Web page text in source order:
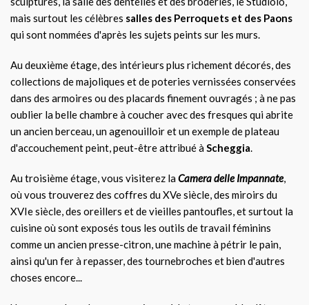
mais surtout les célèbres salles des Perroquets et des Paons
qui sont nommées d'après les sujets peints sur les murs.
Au deuxième étage, des intérieurs plus richement décorés, des
collections de majoliques et de poteries vernissées conservées
dans des armoires ou des placards finement ouvragés ; à ne pas
oublier la belle chambre à coucher avec des fresques qui abrite
un ancien berceau, un agenouilloir et un exemple de plateau
d'accouchement peint, peut-être attribué àScheggia.
Au troisième étage, vous visiterez laCamera delle Impannate,
où vous trouverez des coffres du XVe siècle, des miroirs du
XVIe siècle, des oreillers et de vieilles pantoufles, et surtout la
cuisine où sont exposés tous les outils de travail féminins
comme un ancien presse-citron, une machine à pétrir le pain,
ainsi qu'un fer à repasser, des tournebroches et bien d'autres
choses encore...